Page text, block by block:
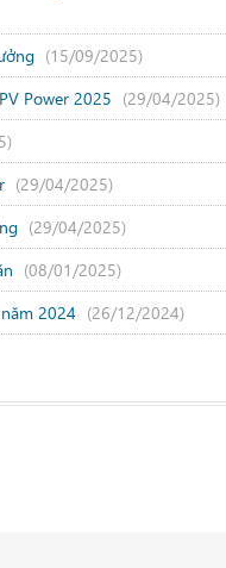
(15/09/2025)
Power 2025 (29/04/2025)
(29/04/2025)
(29/04/2025)
(08/01/2025)
2024 (26/12/2024)